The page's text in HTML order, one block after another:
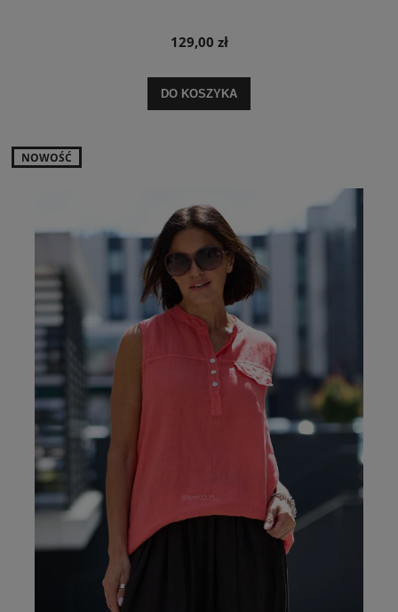
129,00 zł
DO KOSZYKA
NOWOŚĆ